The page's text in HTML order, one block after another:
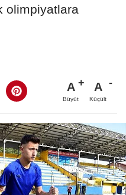
olimpiyatlara
A
Büyüt
A
Küçült